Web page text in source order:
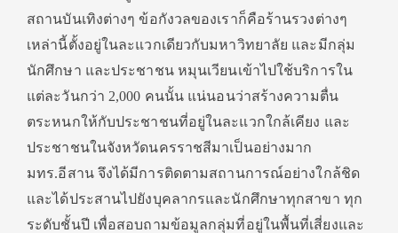
สถานบันเทิงต่างๆ ข้อกังวลของเราก็คือร้านรวงต่างๆ
เหล่านี้ตั้งอยู่ในละแวกเดียวกับมหาวิทยาลัย และมีกลุ่ม
นักศึกษา และประชาชน หมุนเวียนเข้าไปใช้บริการใน
แต่ละวันกว่า 2,000 คนนั้น แน่นอนว่าสร้างความตื่น
ตระหนกให้กับประชาชนที่อยู่ในละแวกใกล้เคียง และ
ประชาชนในจังหวัดนครราชสีมาเป็นอย่างมาก
มทร.อีสาน จึงได้มีการติดตามสถานการณ์อย่างใกล้ชิด
และได้ประสานไปยังบุคลากรและนักศึกษาทุกสาขา ทุก
ระดับชั้นปี เพื่อสอบถามข้อมูลกลุ่มที่อยู่ในพื้นที่เสี่ยงและ